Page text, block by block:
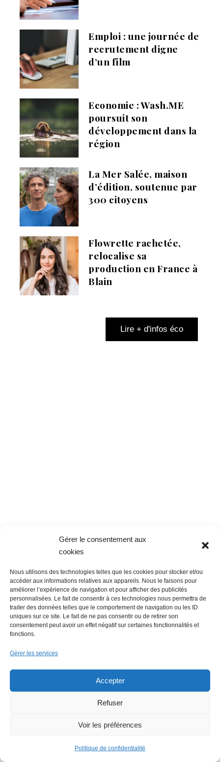
Gérer le consentement aux
cookies
Nous utilisons des technologies telles que les cookies pour stocker et/ou
accéder aux informations relatives aux appareils. Nous le faisons pour
améliorer l’expérience de navigation et pour afficher des publicités
personnalisées. Le fait de consentir à ces technologies nous permettra de
traiter des données telles que le comportement de navigation ou les ID
uniques sur ce site. Le fait de ne pas consentir ou de retirer son
consentement peut avoir un effet négatif sur certaines fonctionnalités et
fonctions.
Gérer les services
Accepter
Refuser
Voir les préférences
Politique de confidentialité
Emploi : une journée de
recrutement digne
d’un film
Economie : Wash.ME
poursuit son
développement dans la
région
La Mer Salée, maison
d’édition, soutenue par
300 citoyens
Flowrette rachetée,
relocalise sa
production en France à
Blain
Lire + d'infos éco
Faire un don (déductible des
impôts) à Hello Gazette
Nantes
Faire un don